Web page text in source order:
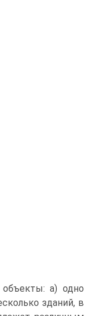
а) одно
зданий, в